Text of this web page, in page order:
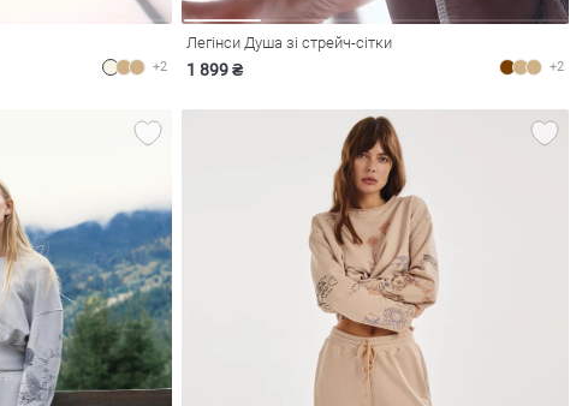
+2
Легінси Душа зі стрейч-сітки
1 899 ₴ +2